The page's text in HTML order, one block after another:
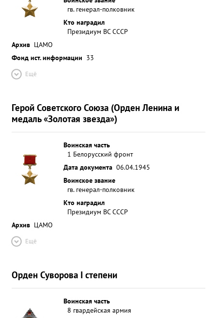
гв. генерал-полковник
Кто наградил
Президиум ВС СССР
Архив ЦАМО
Фонд ист. информации 33
Ещё
Герой Советского Союза (Орден Ленина и
медаль «Золотая звезда»)
Воинская часть
1 Белорусский фронт
Дата документа 06.04.1945
Воинское звание
гв. генерал-полковник
Кто наградил
Президиум ВС СССР
Архив ЦАМО
Ещё
Орден Суворова I степени
Воинская часть
8 гвардейская армия